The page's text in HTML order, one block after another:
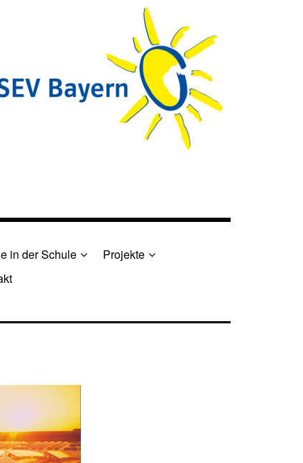
in der Schule
Projekte